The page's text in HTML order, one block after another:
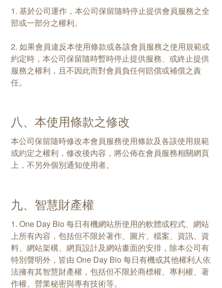
1. 基於公司運作，本公司保留隨時停止提供會員服務之全
部或一部分之權利。
2. 如果會員違反本使用條款或各該會員服務之使用規範或
約定時，本公司保留隨時暫時停止提供服務、或終止提供
服務之權利，且不因此而對會員負任何賠償或補償之責
任。
八、本使用條款之修改
本公司保留隨時修改本會員服務使用條款及各該使用規範
或約定之權利，修改後內容，將公佈在會員服務相關網頁
上，不另外個別通知使用者。
九、智慧財產權
1. One Day Bio 每日有機網站所使用的軟體或程式、網站
上所有內容，包括但不限於著作、圖片、檔案、資訊、資
料、網站架構、網頁設計及網站畫面的安排，除本公司有
特別聲明外，皆由 One Day Bio 每日有機或其他權利人依
法擁有其智慧財產權，包括但不限於商標權、專利權、著
作權、營業秘密與專有技術等。